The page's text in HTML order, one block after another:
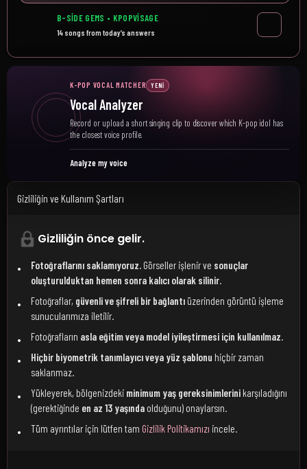
B-SIDE GEMS • KPOPVISAGE
14 songs from today’s answers
K-POP VOCAL MATCHER YENI
Vocal Analyzer
Record or upload a short singing clip to discover which K-pop idol has
the closest voice profile.
Analyze my voice
Gizliliğin ve Kullanım Şartları
Gizliliğin önce gelir.
Fotoğraflarını saklamıyoruz.Görseller işlenir ve sonuçlar
oluşturulduktan hemen sonra kalıcı olarak silinir.
Fotoğraflar, güvenli ve şifreli bir bağlantıüzerinden görüntü işleme
sunucularımıza iletilir.
Fotoğrafların asla eğitim veya model iyileştirmesi için kullanılmaz.
Hiçbir biyometrik tanımlayıcı veya yüz şablonu hiçbir zaman
saklanmaz.
Yükleyerek, bölgenizdeki minimum yaş gereksinimlerinikarşıladığını
(gerektiğinde en az 13 yaşındaolduğunu) onaylarsın.
Tüm ayrıntılar için lütfen tam Gizlilik Politikamızı incele.